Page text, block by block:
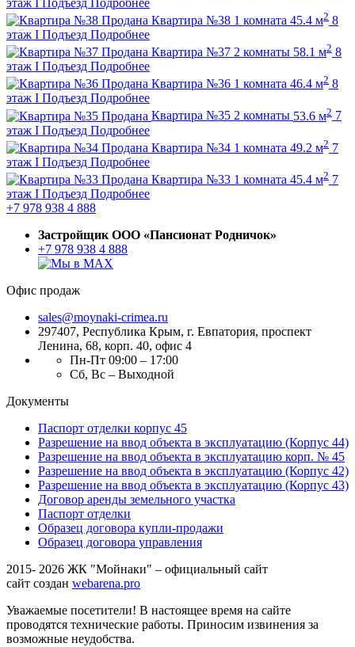
Продана Квартира №38 1 комната 45.4 м2 8
этаж I Подъезд Подробнее
Продана Квартира №37 2 комнаты 58.1 м2 8
этаж I Подъезд Подробнее
Продана Квартира №36 1 комната 46.4 м2 8
этаж I Подъезд Подробнее
Продана Квартира №35 2 комнаты 53.6 м2 7
этаж I Подъезд Подробнее
Продана Квартира №34 1 комната 49.2 м2 7
этаж I Подъезд Подробнее
Продана Квартира №33 1 комната 45.4 м2 7
этаж I Подъезд Подробнее
+7 978 938 4 888
Застройщик ООО «Пансионат Родничок»
+7 978 938 4 888
Офис продаж
sales@moynaki-crimea.ru
297407, Республика Крым, г. Евпатория, проспект
Ленина, 68, корп. 40, офис 4
Пн-Пт 09:00 – 17:00
Сб, Вс – Выходной
Документы
Паспорт отделки корпус 45
Разрешение на ввод объекта в эксплуатацию (Корпус 44)
Разрешение на ввод объекта в эксплуатацию корп. № 45
Разрешение на ввод объекта в эксплуатацию (Корпус 42)
Разрешение на ввод объекта в эксплуатацию (Корпус 43)
Договор аренды земельного участка
Паспорт отделки
Образец договора купли-продажи
Образец договора управления
2015- 2026 ЖК "Мойнаки" – официальный сайт
сайт создан webarena.pro
Уважаемые посетители! В настоящее время на сайте
проводятся технические работы. Приносим извинения за
возможные неудобства.